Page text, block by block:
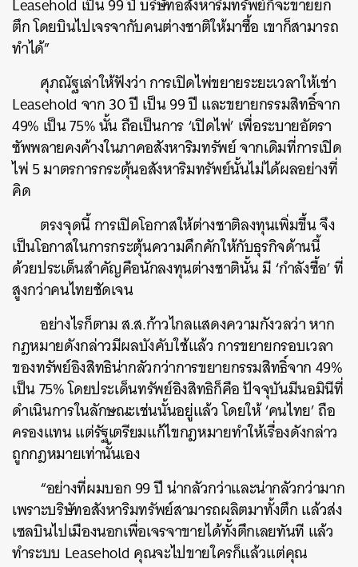
ตึก โดยบินไปเจรจากับคนต่างชาติให้มาซื้อ เขาก็สามารถ
ทำได้”
ศุภณัฐเล่าให้ฟังว่า การเปิดไพ่ขยายระยะเวลาให้เช่า
Leasehold จาก 30 ปี เป็น 99 ปี และขยายกรรมสิทธิ์จาก
49% เป็น 75% นั้น ถือเป็นการ ‘เปิดไพ่’ เพื่อระบายอัตรา
ซัพพลายคงค้างในภาคอสังหาริมทรัพย์ จากเดิมที่การเปิด
ไพ่ 5 มาตรการกระตุ้นอสังหาริมทรัพย์นั้นไม่ได้ผลอย่างที่
คิด
ตรงจุดนี้ การเปิดโอกาสให้ต่างชาติลงทุนเพิ่มขึ้น จึง
เป็นโอกาสในการกระตุ้นความคึกคักให้กับธุรกิจด้านนี้
ด้วยประเด็นสำคัญคือนักลงทุนต่างชาตินั้น มี ‘กำลังซื้อ’ ที่
สูงกว่าคนไทยชัดเจน
อย่างไรก็ตาม ส.ส.ก้าวไกลแสดงความกังวลว่า หาก
กฎหมายดังกล่าวมีผลบังคับใช้แล้ว การขยายกรอบเวลา
ของทรัพย์อิงสิทธิน่ากลัวกว่าการขยายกรรมสิทธิ์จาก 49%
เป็น 75% โดยประเด็นทรัพย์อิงสิทธิก็คือ ปัจจุบันมีนอมินีที่
ดำเนินการในลักษณะเช่นนั้นอยู่แล้ว โดยให้ ‘คนไทย’ ถือ
ครองแทน แต่รัฐเตรียมแก้ไขกฎหมายทำให้เรื่องดังกล่าว
ถูกกฎหมายเท่านั้นเอง
“อย่างที่ผมบอก 99 ปี น่ากลัวกว่าและน่ากลัวกว่ามาก
เพราะบริษัทอสังหาริมทรัพย์สามารถผลิตมาทั้งตึก แล้วส่ง
เซลบินไปเมืองนอกเพื่อเจรจาขายได้ทั้งตึกเลยทันที แล้ว
ทําระบบ Leasehold คุณจะไปขายใครก็แล้วแต่คุณ